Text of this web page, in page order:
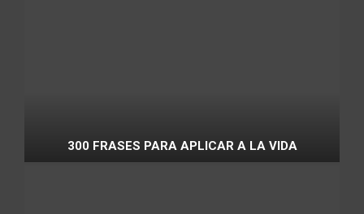
300 FRASES PARA APLICAR A LA VIDA